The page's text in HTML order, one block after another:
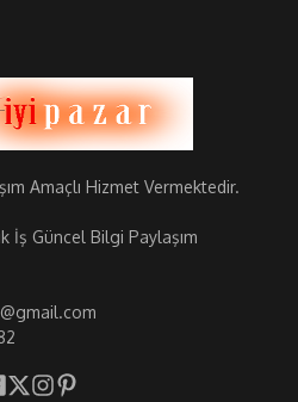
Amaçlı Hizmet Vermektedir.
İş Güncel Bilgi Paylaşım